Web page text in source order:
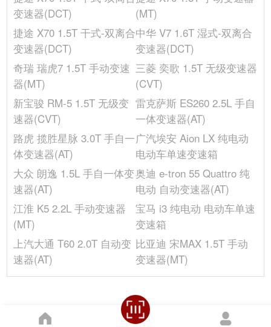
前轮距(mm)
油箱容积(L)
65
发动机
气缸数(个)
发动机型号
S58B30A
510
排量(L)
3.0
最大功率转速(rpm)
6250
最大扭矩转速(rpm)
变速器(DCT)
(MT)
捷途 X70 1.5T 干式-双离合
变速器(DCT)
中华 V7 1.6T 湿式-双离合
变速器(DCT)
奇瑞 瑞虎7 1.5T 手动变速
器(MT)
三菱 奕歌 1.5T 无级变速器
(CVT)
新宝骏 RM-5 1.5T 无级变
速器(CVT)
雷克萨斯 ES260 2.5L 手自
一体变速器(AT)
路虎 揽胜星脉 3.0T 手自一
体变速器(AT)
广汽埃安 Aion LX 纯电动
电动车单速变速箱
大众 朗逸 1.5L 手自一体变
速器(AT)
奥迪 e-tron 55 Quattro 纯
电动 自动变速器(AT)
江淮 K5 2.2L 手动变速器
(MT)
宝马 i3 纯电动 电动车单速
变速箱
上汽大通 T60 2.0T 自动变
速器(AT)
比亚迪 宋MAX 1.5T 手动
变速器(MT)